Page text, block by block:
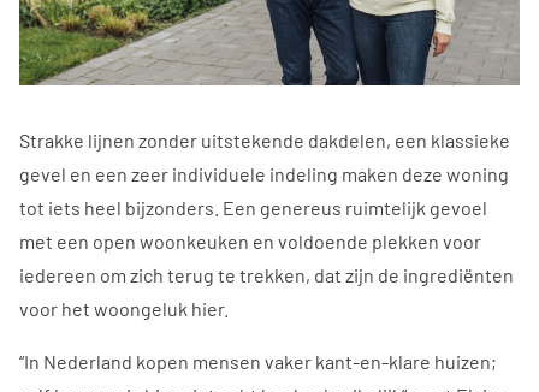
Strakke lijnen zonder uitstekende dakdelen, een klassieke
gevel en een zeer individuele indeling maken deze woning
tot iets heel bijzonders. Een genereus ruimtelijk gevoel
met een open woonkeuken en voldoende plekken voor
iedereen om zich terug te trekken, dat zijn de ingrediënten
voor het woongeluk hier.
“In Nederland kopen mensen vaker kant-en-klare huizen;